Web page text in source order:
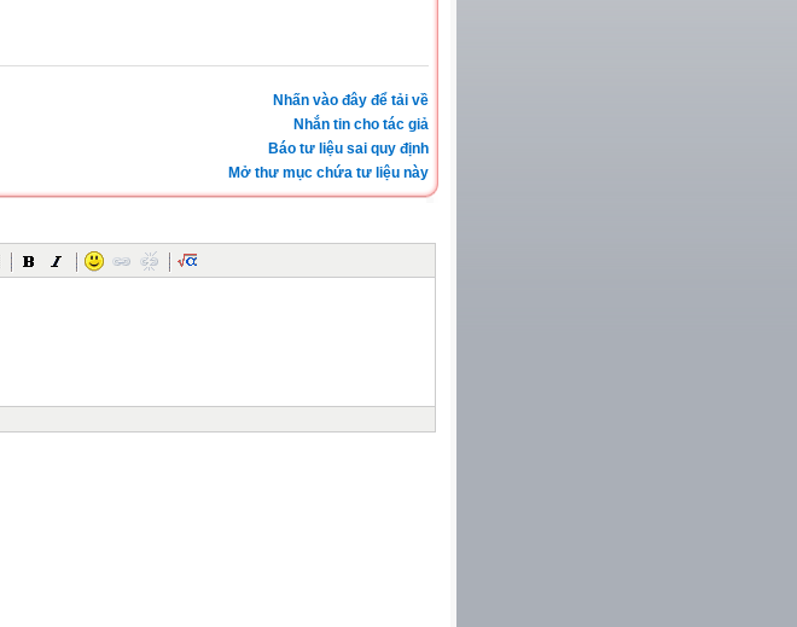
Nhấn vào đây để tải về
Nhắn tin cho tác giả
Báo tư liệu sai quy định
Mở thư mục chứa tư liệu này